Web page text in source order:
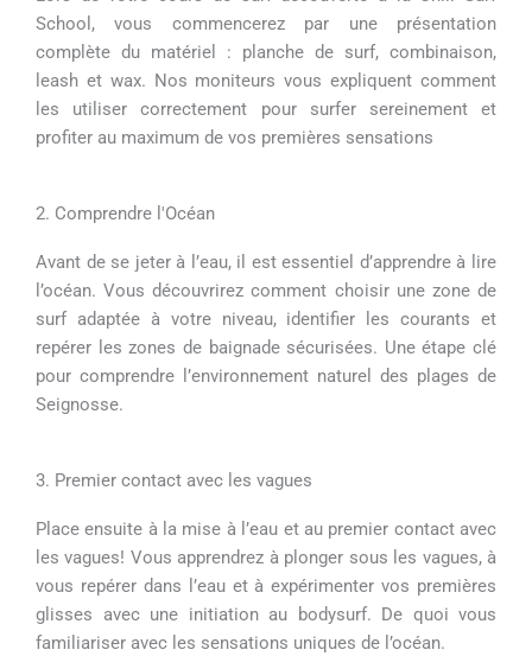
School, vous commencerez par une présentation
complète du matériel : planche de surf, combinaison,
leash et wax. Nos moniteurs vous expliquent comment
les utiliser correctement pour surfer sereinement et
profiter au maximum de vos premières sensations
2. Comprendre l'Océan
Avant de se jeter à l’eau, il est essentiel d’apprendre à lire
l’océan. Vous découvrirez comment choisir une zone de
surf adaptée à votre niveau, identifier les courants et
repérer les zones de baignade sécurisées. Une étape clé
pour comprendre l’environnement naturel des plages de
Seignosse.
3. Premier contact avec les vagues
Place ensuite à la mise à l’eau et au premier contact avec
les vagues! Vous apprendrez à plonger sous les vagues, à
vous repérer dans l’eau et à expérimenter vos premières
glisses avec une initiation au bodysurf. De quoi vous
familiariser avec les sensations uniques de l’océan.